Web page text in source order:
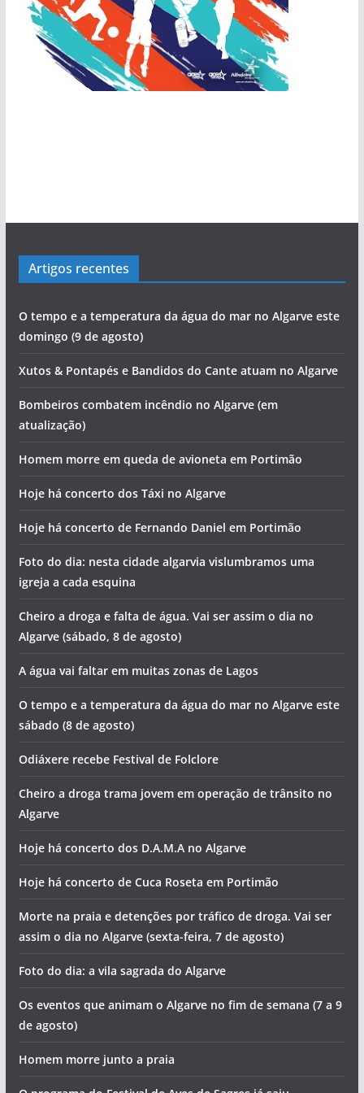
Artigos recentes
O tempo e a temperatura da água do mar no Algarve este
domingo (9 de agosto)
Xutos & Pontapés e Bandidos do Cante atuam no Algarve
Bombeiros combatem incêndio no Algarve (em
atualização)
Homem morre em queda de avioneta em Portimão
Hoje há concerto dos Táxi no Algarve
Hoje há concerto de Fernando Daniel em Portimão
Foto do dia: nesta cidade algarvia vislumbramos uma
igreja a cada esquina
Cheiro a droga e falta de água. Vai ser assim o dia no
Algarve (sábado, 8 de agosto)
A água vai faltar em muitas zonas de Lagos
O tempo e a temperatura da água do mar no Algarve este
sábado (8 de agosto)
Odiáxere recebe Festival de Folclore
Cheiro a droga trama jovem em operação de trânsito no
Algarve
Hoje há concerto dos D.A.M.A no Algarve
Hoje há concerto de Cuca Roseta em Portimão
Morte na praia e detenções por tráfico de droga. Vai ser
assim o dia no Algarve (sexta-feira, 7 de agosto)
Foto do dia: a vila sagrada do Algarve
Os eventos que animam o Algarve no fim de semana (7 a 9
de agosto)
Homem morre junto a praia